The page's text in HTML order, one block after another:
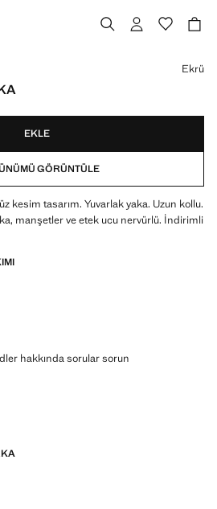
]
Ekrü
EKLE
GÖRÜNTÜLE
kesim tasarım. Yuvarlak yaka. Uzun kollu.
manşetler ve etek ucu nervürlü. İndirimli
hakkında sorular sorun